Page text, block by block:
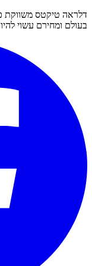
דלראה טיקטס משווקת
בעולם ומחירם עשוי